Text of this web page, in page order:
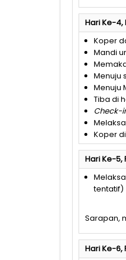
Hari Ke-4,
Koper
Mandi
Menuju
Menuju
Tiba di
Check-
Koper
Hari Ke-5,
tentatif)
Sarapan,
Hari Ke-6,